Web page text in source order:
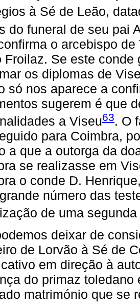
à Sé de Leão,
do funeral de seu pai
o arcebispo
Froilaz. Se este
os diplomas de
só nos aparece a
sugerem é que
a Viseu63. O
para Coimbra,
a que a outorga da
se realizasse em
o conde D.
número das
de uma
deixar de
de Lorvão à Sé de
em direção à
do primaz
matrimónio que se